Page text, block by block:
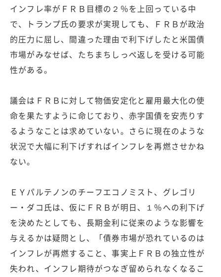
インフレ率がＦＲＢ目標の２％を上回っている中
で、トランプ氏の要求が実現しても、ＦＲＢが政治
的圧力に屈し、間違った理由で利下げしたと米国債
市場がみなせば、たちまちしっぺ返しを受ける可能
性がある。
議会はＦＲＢに対して物価安定化と雇用最大化の使
命を果たすように命じており、赤字国債を安売りす
るようなことは求めていない。さらに現在のような
状況で大幅に利下げすればインフレを再燃させかね
ない。
ＥＹパルテノンのチーフエコノミスト、グレゴリ
ー・ダコ氏は、仮にＦＲＢが明日、１％への利下げ
を決めたとしても、長期金利に従来のような影響を
与えるかは疑問とし、「債券市場が恐れているのは
インフレが再燃すること、事実上ＦＲＢの独立性が
失われ、インフレ期待がつなぎ留められなくなるこ